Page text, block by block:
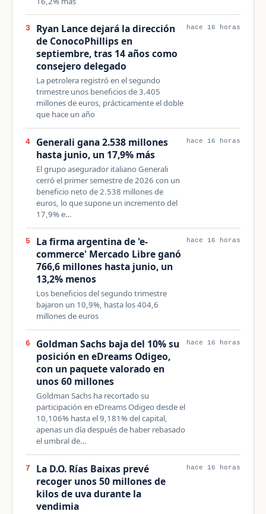
3
Ryan Lance dejará la dirección
de ConocoPhillips en
septiembre, tras 14 años como
consejero delegado
La petrolera registró en el segundo
trimestre unos beneficios de 3.405
millones de euros, prácticamente el doble
que hace un año
hace 16 horas
4
Generali gana 2.538 millones
hasta junio, un 17,9% más
El grupo asegurador italiano Generali
cerró el primer semestre de 2026 con un
beneficio neto de 2.538 millones de
euros, lo que supone un incremento del
17,9% e…
hace 16 horas
5
La firma argentina de 'e-
commerce' Mercado Libre ganó
766,6 millones hasta junio, un
13,2% menos
Los beneficios del segundo trimestre
bajaron un 10,9%, hasta los 404,6
millones de euros
hace 16 horas
6
Goldman Sachs baja del 10% su
posición en eDreams Odigeo,
con un paquete valorado en
unos 60 millones
Goldman Sachs ha recortado su
participación en eDreams Odigeo desde el
10,106% hasta el 9,181% del capital,
apenas un día después de haber rebasado
el umbral de…
hace 16 horas
7
La D.O. Rías Baixas prevé
recoger unos 50 millones de
kilos de uva durante la
vendimia
hace 16 horas